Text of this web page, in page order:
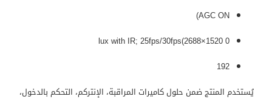
AGC ON)
0 lux with IR; 25fps/30fps(2688×1520
192
يُستخدم المنتج ضمن حلول كاميرات المراقبة، الإنتركم، التحكم بالدخول،